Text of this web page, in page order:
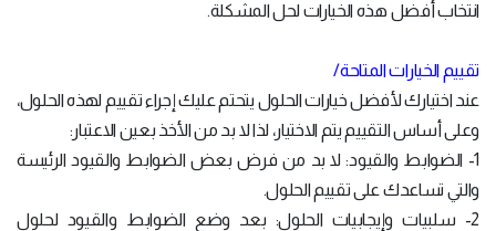
انتخاب أفضل هذه الخيارات لحل المشكلة.
تقييم الخيارات المتاحة/
عند اختيارك لأفضل خيارات الحلول يتحتم عليك إجراء تقييم لهذه الحلول،
وعلى أساس التقييم يتم الاختيار، لذا لا بد من الأخذ بعين الاعتبار:
1- الضوابط والقيود: لا بد من فرض بعض الضوابط والقيود الرئيسة
والتي تساعدك على تقييم الحلول.
2- سلبيات وإيجابيات الحلول: بعد وضع الضوابط والقيود لحلول